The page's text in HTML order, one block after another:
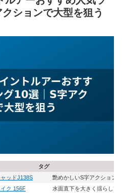
ションで大型を狙う
タグ
ッドJ138S
艶めかしいS字アクション
ク 156F
水面直下を大きく揺らして